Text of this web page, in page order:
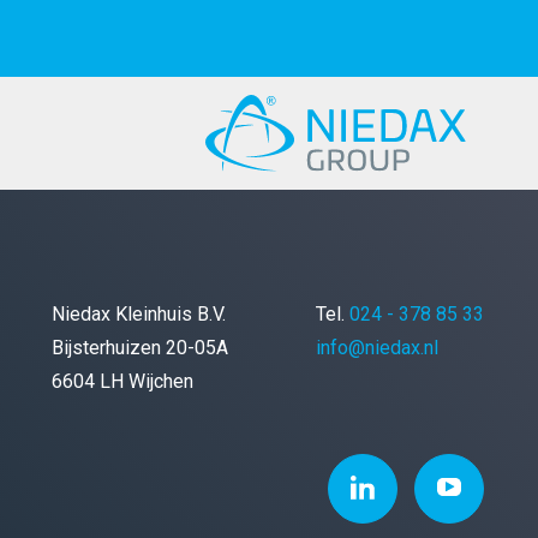
Niedax Kleinhuis B.V.
Bijsterhuizen 20-05A
6604 LH Wijchen
Tel. 024 - 378 85 33
info@niedax.nl